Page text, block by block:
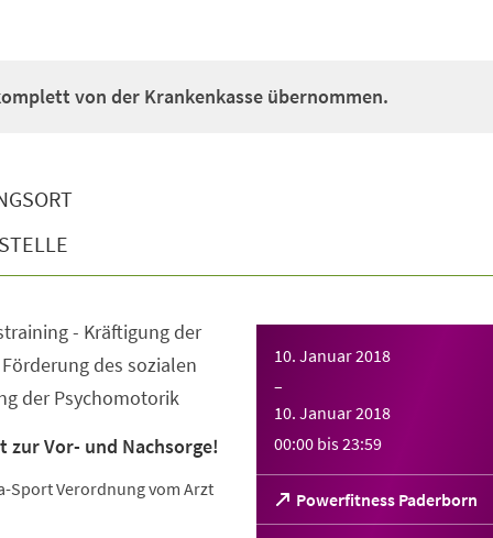
von der Krankenkasse übernommen.
10. Januar 2018
–
10. Januar 2018
00:00 bis23:59
Powerfitness Paderborn
(Öffnet
in
- Kräftigung der
des sozialen
der Psychomotorik
zur Vor- und Nachsorge!
Sport Verordnung vom Arzt